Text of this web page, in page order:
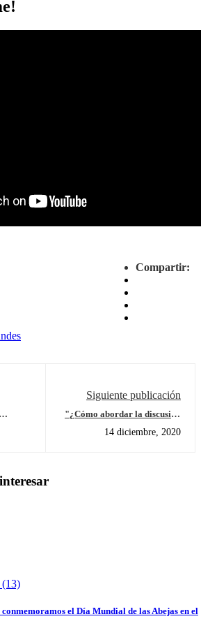
Compartir:
Siguiente publicación
"¿Cómo abordar la discusión
14 diciembre, 2020
el Día Mundial de las Abejas en el